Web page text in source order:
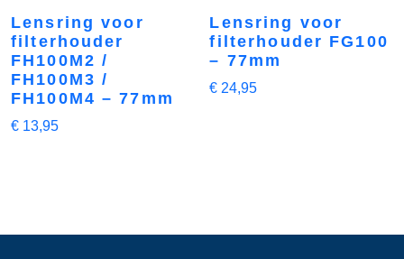
Lensring voor
filterhouder
FH100M2 /
FH100M3 /
FH100M4 – 77mm
€ 13,95
Lensring voor
filterhouder FG100
– 77mm
€ 24,95